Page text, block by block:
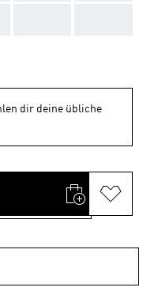
dir deine übliche